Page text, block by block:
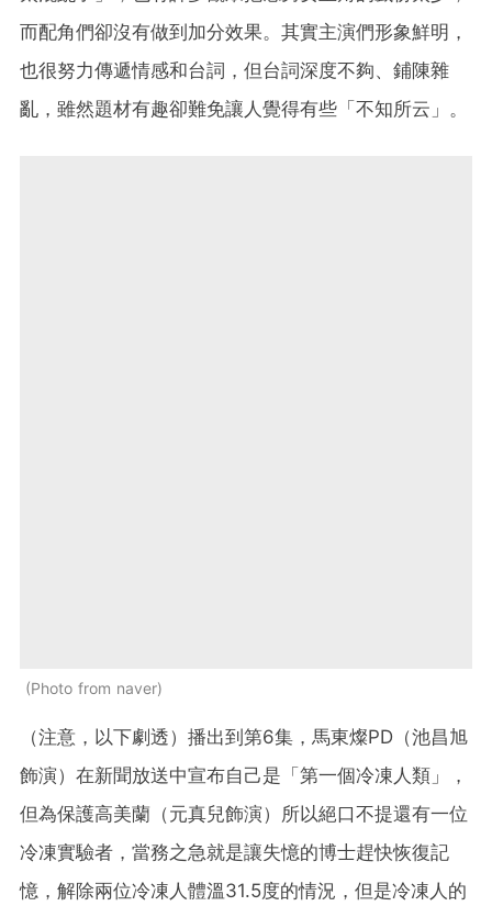
而配角們卻沒有做到加分效果。其實主演們形象鮮明，
也很努力傳遞情感和台詞，但台詞深度不夠、鋪陳雜
亂，雖然題材有趣卻難免讓人覺得有些「不知所云」。
Photo from naver
（注意，以下劇透）播出到第6集，馬東燦PD（池昌旭
飾演）在新聞放送中宣布自己是「第一個冷凍人類」，
但為保護高美蘭（元真兒飾演）所以絕口不提還有一位
冷凍實驗者，當務之急就是讓失憶的博士趕快恢復記
憶，解除兩位冷凍人體溫31.5度的情況，但是冷凍人的